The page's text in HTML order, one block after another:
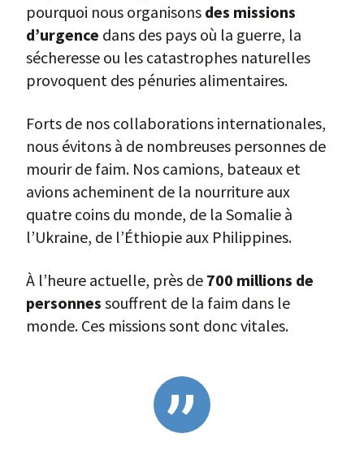
pourquoi nous organisons des missions
d’urgence dans des pays où la guerre, la
sécheresse ou les catastrophes naturelles
provoquent des pénuries alimentaires.
Forts de nos collaborations internationales,
nous évitons à de nombreuses personnes de
mourir de faim. Nos camions, bateaux et
avions acheminent de la nourriture aux
quatre coins du monde, de la Somalie à
l’Ukraine, de l’Éthiopie aux Philippines.
À l’heure actuelle, près de 700 millions de
personnes souffrent de la faim dans le
monde. Ces missions sont donc vitales.